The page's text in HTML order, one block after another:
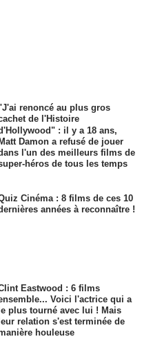
renoncé au plus gros
de l'Histoire
: il y a 18 ans,
Damon a refusé de jouer
l'un des meilleurs films de
héros de tous les temps
Cinéma : 8 films de ces 10
années à reconnaître !
Eastwood : 6 films
Voici l'actrice qui a
le plus tourné avec lui ! Mais
leur relation s'est terminée de
houleuse